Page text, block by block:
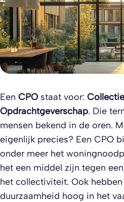
Een CPO staat voor:
Opdrachtgeverschap. Die
mensen bekend in de oren.
eigenlijk precies? Een CPO
onder meer het
het een middel zijn tegen
het collectiviteit. Ook hebben
duurzaamheid hoog in het